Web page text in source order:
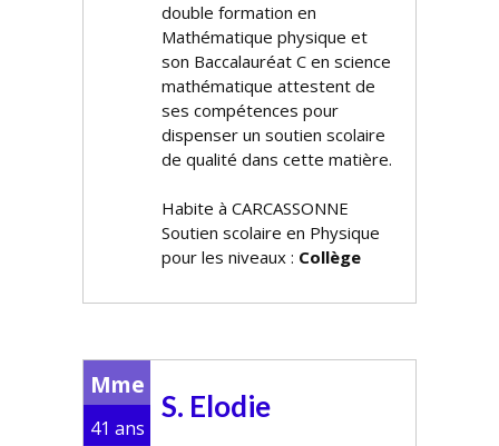
double formation en
Mathématique physique et
son Baccalauréat C en science
mathématique attestent de
ses compétences pour
dispenser un soutien scolaire
de qualité dans cette matière.
Habite à CARCASSONNE
Soutien scolaire en Physique
pour les niveaux : Collège
Mme
41 ans
S. Elodie